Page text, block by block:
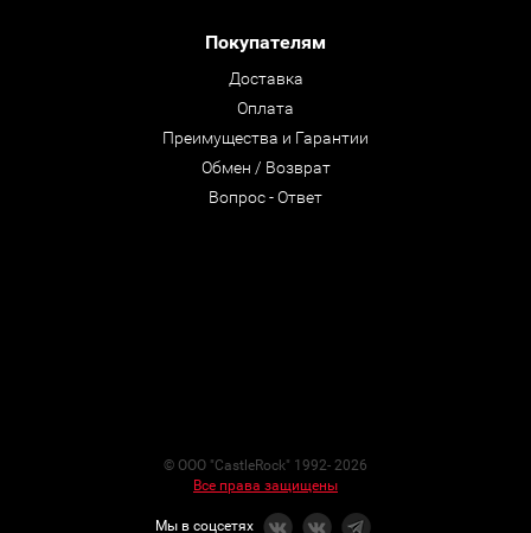
Покупателям
Доставка
Оплата
Преимущества и Гарантии
Обмен / Возврат
Вопрос - Ответ
© ООО "CastleRock" 1992- 2026
Все права защищены
Мы в соцсетях